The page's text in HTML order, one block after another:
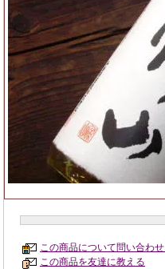
この商品について問い合わ
この商品を友達に教える